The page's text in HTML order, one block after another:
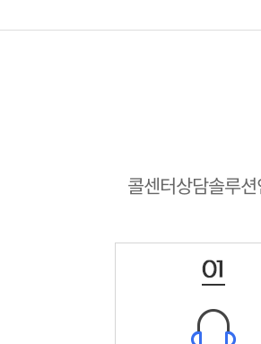
콜센터상담솔루